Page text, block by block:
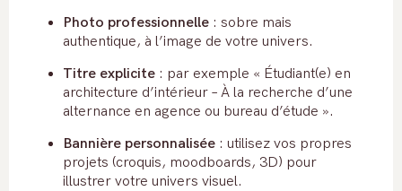
Photo professionnelle : sobre mais
authentique, à l’image de votre univers.
Titre explicite : par exemple « Étudiant(e) en
architecture d’intérieur – À la recherche d’une
alternance en agence ou bureau d’étude ».
Bannière personnalisée : utilisez vos propres
projets (croquis, moodboards, 3D) pour
illustrer votre univers visuel.